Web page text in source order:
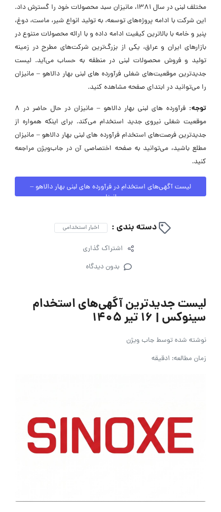
مختلف لبنی در سال ۱۳۸۱، مانیزان سبد محصولات خود را گسترش داد.
این شرکت با ادامه پروژه‌های توسعه، به تولید انواع شیر، ماست، دوغ،
پنیر و خامه با بالاترین کیفیت ادامه داده و با ارائه محصولات متنوع در
بازارهای ایران و عراق، یکی از بزرگ‌ترین شرکت‌های مطرح در زمینه
تولید و فروش محصولات لبنی در منطقه به حساب می‌آید. لیست
جدیدترین موقعیت‌های شغلی فرآورده های لبنی بهار دالاهو – مانیزان
را می‌توانید در ابتدای صفحه مشاهده کنید.
توجه:
فرآورده های لبنی بهار دالاهو – مانیزان در حال حاضر در ۸
موقعیت شغلی نیروی جدید استخدام می‌کند. برای اینکه همواره از
جدیدترین فرصت‌های استخدام فرآورده های لبنی بهار دالاهو – مانیزان
مطلع باشید، می‌توانید به صفحه اختصاصی آن در جاب‌ویژن مراجعه
کنید.
لیست آگهی‌های استخدام در فرآورده های لبنی بهار دالاهو –
مانیزان
دسته بندی : اخبار استخدامی
اشتراک گذاری
بدون دیدگاه
لیست جدیدترین آگهی‌های استخدام
سینوکس | ۱۶ تیر ۱۴۰۵
نوشته شده توسطجاب ویژن
زمان مطالعه: 1دقیقه